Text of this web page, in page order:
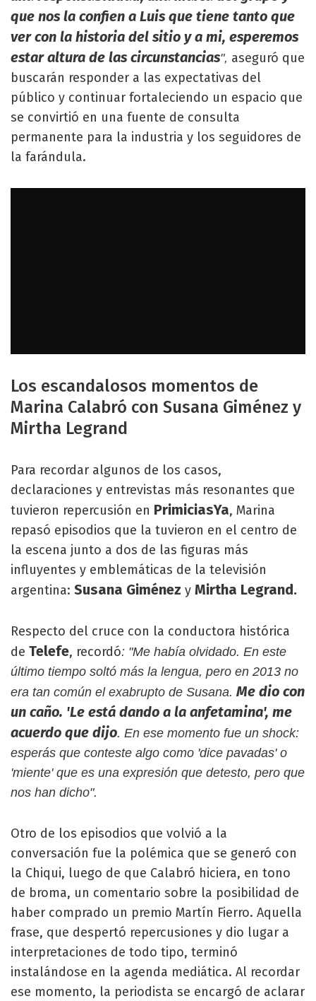
que nos la confien a Luis que tiene tanto que
ver con la historia del sitio y a mi, esperemos
estar altura de las circunstancias", aseguró que
buscarán responder a las expectativas del
público y continuar fortaleciendo un espacio que
se convirtió en una fuente de consulta
permanente para la industria y los seguidores de
la farándula.
Los escandalosos momentos de
Marina Calabró con Susana Giménez y
Mirtha Legrand
Para recordar algunos de los casos,
declaraciones y entrevistas más resonantes que
tuvieron repercusión en PrimiciasYa, Marina
repasó episodios que la tuvieron en el centro de
la escena junto a dos de las figuras más
influyentes y emblemáticas de la televisión
argentina: Susana Giménez y Mirtha Legrand.
Respecto del cruce con la conductora histórica
de Telefe, recordó: "Me había olvidado. En este
último tiempo soltó más la lengua, pero en 2013 no
era tan común el exabrupto de Susana. Me dio con
un caño. 'Le está dando a la anfetamina', me
acuerdo que dijo. En ese momento fue un shock:
esperás que conteste algo como 'dice pavadas' o
'miente' que es una expresión que detesto, pero que
nos han dicho".
Otro de los episodios que volvió a la
conversación fue la polémica que se generó con
la Chiqui, luego de que Calabró hiciera, en tono
de broma, un comentario sobre la posibilidad de
haber comprado un premio Martín Fierro. Aquella
frase, que despertó repercusiones y dio lugar a
interpretaciones de todo tipo, terminó
instalándose en la agenda mediática. Al recordar
ese momento, la periodista se encargó de aclarar